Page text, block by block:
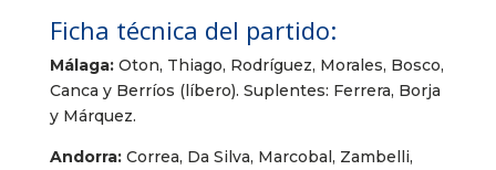
Ficha técnica del partido:
Málaga:Oton, Thiago, Rodríguez, Morales, Bosco,
Canca y Berríos (líbero). Suplentes: Ferrera, Borja
y Márquez.
Andorra: Correa, Da Silva, Marcobal, Zambelli,